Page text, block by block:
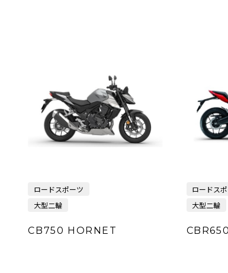
ロードスポーツ
大型二輪
CB750 HORNET
ロードス
大型二輪